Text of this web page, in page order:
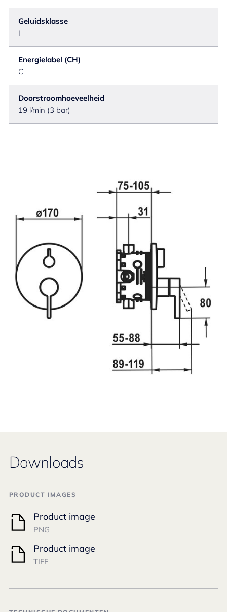
Geluidsklasse
I
Energielabel (CH)
C
Doorstroomhoeveelheid
19 l/min (3 bar)
Downloads
PRODUCT IMAGES
Product image
PNG
Product image
TIFF